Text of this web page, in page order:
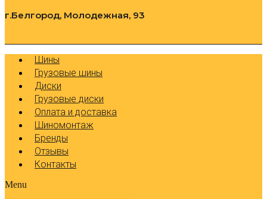
г.Белгород, Молодежная, 93
Шины
Грузовые шины
Диски
Грузовые диски
Оплата и доставка
Шиномонтаж
Бренды
Отзывы
Контакты
Menu